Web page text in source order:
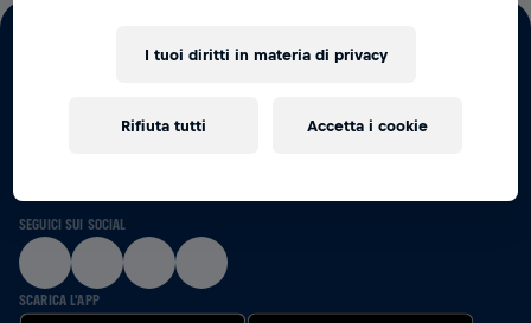
SEGUICI SUI SOCIAL
SCARICA L'APP
I tuoi diritti in materia di privacy
Rifiuta tutti Accetta i cookie